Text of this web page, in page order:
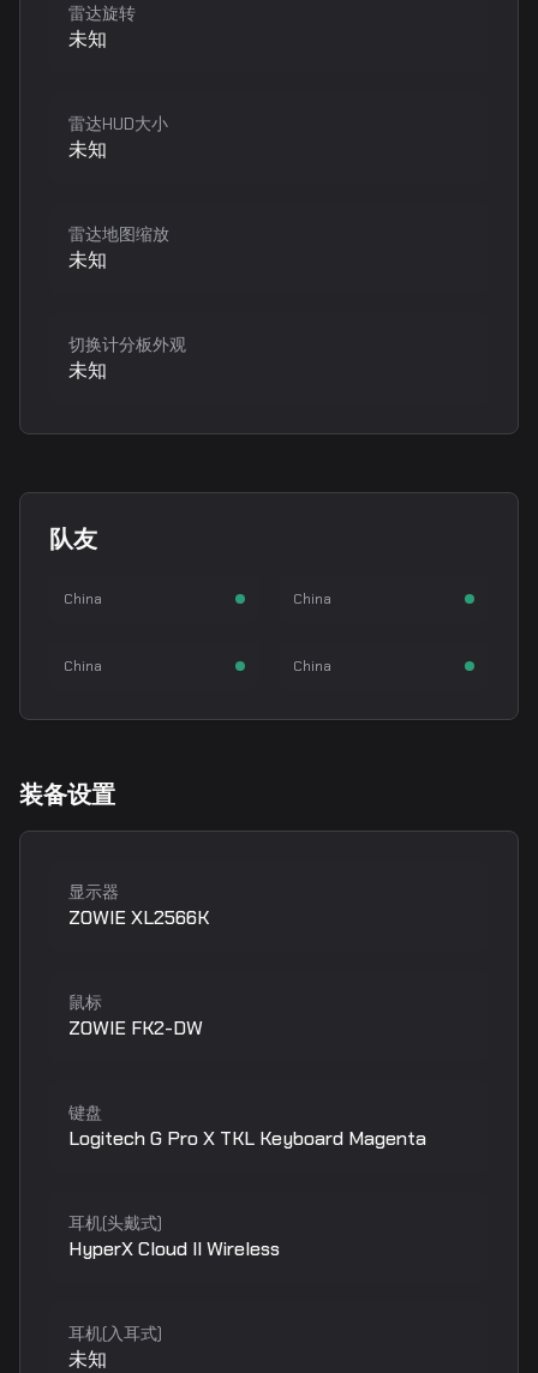
雷达旋转
未知
雷达HUD大小
未知
雷达地图缩放
未知
切换计分板外观
未知
队友
狙击手
z4kr
SiKe Zhang
China 步枪手
China
步枪手
EmiliaQAQ
China 步枪手
C4LLM3SU3
China
装备设置
显示器
ZOWIE XL2566K
鼠标
ZOWIE FK2-DW
键盘
Logitech G Pro X TKL Keyboard Magenta
耳机(头戴式)
HyperX Cloud II Wireless
耳机(入耳式)
未知